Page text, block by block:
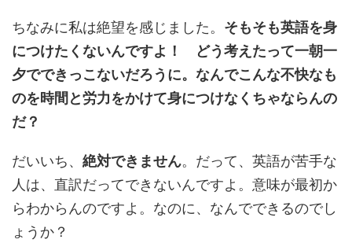
ちなみに私は絶望を感じました。 そもそも英語を身
につけたくないんですよ！ どう考えたって一朝一
夕でできっこないだろうに。なんでこんな不快なも
のを時間と労力をかけて身につけなくちゃならんの
だ？
だいいち、 絶対できません。だって、英語が苦手な
人は、直訳だってできないんですよ。意味が最初か
らわからんのですよ。なのに、なんでできるのでし
ょうか？